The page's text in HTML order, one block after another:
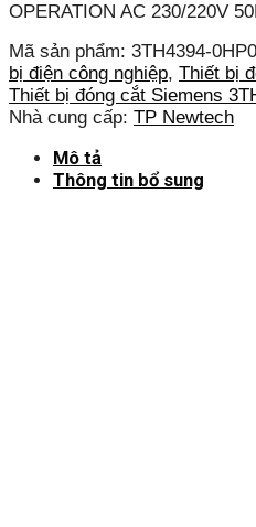
OPERATION AC 230/220V
Mã sản phẩm: 3TH4394-0HP0
bị điện công nghiệp, Thiết bị
Thiết bị đóng cắt Siemens
Nhà cung cấp: TP Newtech
Mô tả
Thông tin bổ sung